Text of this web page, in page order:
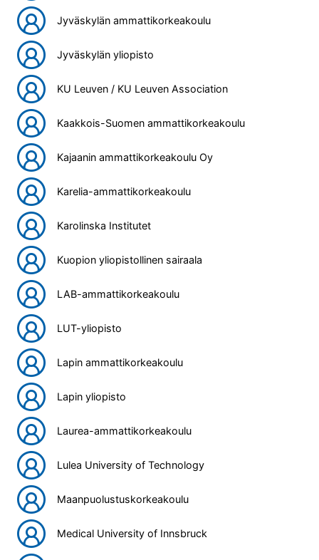
Jyväskylän ammattikorkeakoulu
Jyväskylän yliopisto
KU Leuven / KU Leuven Association
Kaakkois-Suomen ammattikorkeakoulu
Kajaanin ammattikorkeakoulu Oy
Karelia-ammattikorkeakoulu
Karolinska Institutet
Kuopion yliopistollinen sairaala
LAB-ammattikorkeakoulu
LUT-yliopisto
Lapin ammattikorkeakoulu
Lapin yliopisto
Laurea-ammattikorkeakoulu
Lulea University of Technology
Maanpuolustuskorkeakoulu
Medical University of Innsbruck